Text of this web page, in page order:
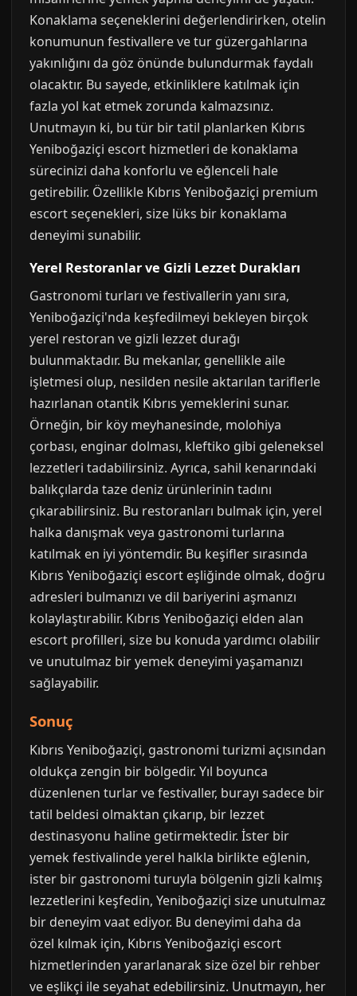
Konaklama seçeneklerini değerlendirirken, otelin
konumunun festivallere ve tur güzergahlarına
yakınlığını da göz önünde bulundurmak faydalı
olacaktır. Bu sayede, etkinliklere katılmak için
fazla yol kat etmek zorunda kalmazsınız.
Unutmayın ki, bu tür bir tatil planlarken Kıbrıs
Yeniboğaziçi escort hizmetleri de konaklama
sürecinizi daha konforlu ve eğlenceli hale
getirebilir. Özellikle Kıbrıs Yeniboğaziçi premium
escort seçenekleri, size lüks bir konaklama
deneyimi sunabilir.
Yerel Restoranlar ve Gizli Lezzet Durakları
Gastronomi turları ve festivallerin yanı sıra,
Yeniboğaziçi'nda keşfedilmeyi bekleyen birçok
yerel restoran ve gizli lezzet durağı
bulunmaktadır. Bu mekanlar, genellikle aile
işletmesi olup, nesilden nesile aktarılan tariflerle
hazırlanan otantik Kıbrıs yemeklerini sunar.
Örneğin, bir köy meyhanesinde, molohiya
çorbası, enginar dolması, kleftiko gibi geleneksel
lezzetleri tadabilirsiniz. Ayrıca, sahil kenarındaki
balıkçılarda taze deniz ürünlerinin tadını
çıkarabilirsiniz. Bu restoranları bulmak için, yerel
halka danışmak veya gastronomi turlarına
katılmak en iyi yöntemdir. Bu keşifler sırasında
Kıbrıs Yeniboğaziçi escort eşliğinde olmak, doğru
adresleri bulmanızı ve dil bariyerini aşmanızı
kolaylaştırabilir. Kıbrıs Yeniboğaziçi elden alan
escort profilleri, size bu konuda yardımcı olabilir
ve unutulmaz bir yemek deneyimi yaşamanızı
sağlayabilir.
Sonuç
Kıbrıs Yeniboğaziçi, gastronomi turizmi açısından
oldukça zengin bir bölgedir. Yıl boyunca
düzenlenen turlar ve festivaller, burayı sadece bir
tatil beldesi olmaktan çıkarıp, bir lezzet
destinasyonu haline getirmektedir. İster bir
yemek festivalinde yerel halkla birlikte eğlenin,
ister bir gastronomi turuyla bölgenin gizli kalmış
lezzetlerini keşfedin, Yeniboğaziçi size unutulmaz
bir deneyim vaat ediyor. Bu deneyimi daha da
özel kılmak için, Kıbrıs Yeniboğaziçi escort
hizmetlerinden yararlanarak size özel bir rehber
ve eşlikçi ile seyahat edebilirsiniz. Unutmayın, her